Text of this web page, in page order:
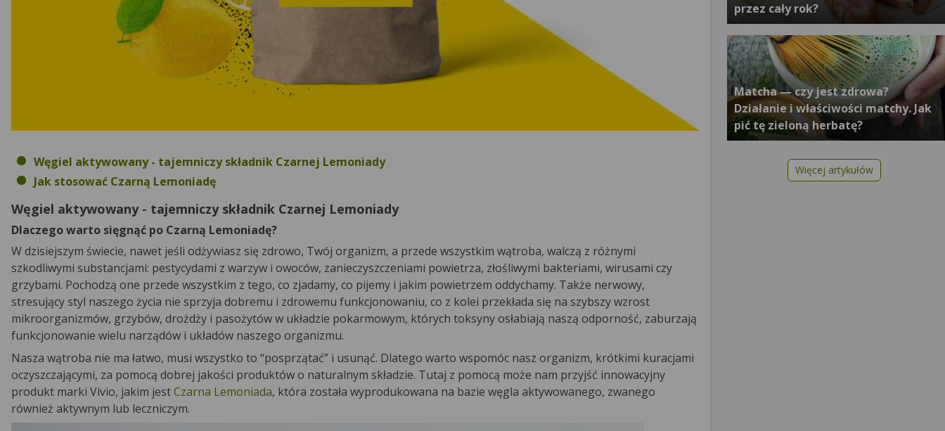
Węgiel aktywowany - tajemniczy składnik Czarnej Lemoniady
Jak stosować Czarną Lemoniadę
Węgiel aktywowany - tajemniczy składnik Czarnej Lemoniady
Dlaczego warto sięgnąć po Czarną Lemoniadę?
W dzisiejszym świecie, nawet jeśli odżywiasz się zdrowo, Twój organizm, a przede wszystkim wątroba, walczą z różnymi
szkodliwymi substancjami: pestycydami z warzyw i owoców, zanieczyszczeniami powietrza, złośliwymi bakteriami, wirusami czy
grzybami. Pochodzą one przede wszystkim z tego, co zjadamy, co pijemy i jakim powietrzem oddychamy. Także nerwowy,
stresujący styl naszego życia nie sprzyja dobremu i zdrowemu funkcjonowaniu, co z kolei przekłada się na szybszy wzrost
mikroorganizmów, grzybów, drożdży i pasożytów w układzie pokarmowym, których toksyny osłabiają naszą odporność, zaburzają
funkcjonowanie wielu narządów i układów naszego organizmu.
Nasza wątroba nie ma łatwo, musi wszystko to “posprzątać” i usunąć. Dlatego warto wspomóc nasz organizm, krótkimi kuracjami
oczyszczającymi, za pomocą dobrej jakości produktów o naturalnym składzie. Tutaj z pomocą może nam przyjść innowacyjny
produkt marki Vivio, jakim jestCzarna Lemoniada, która została wyprodukowana na bazie węgla aktywowanego, zwanego
również aktywnym lub leczniczym.
przez cały rok?
Matcha — czy jest zdrowa?
Działanie i właściwości matchy. Jak
pić tę zieloną herbatę?
Więcej artykułów